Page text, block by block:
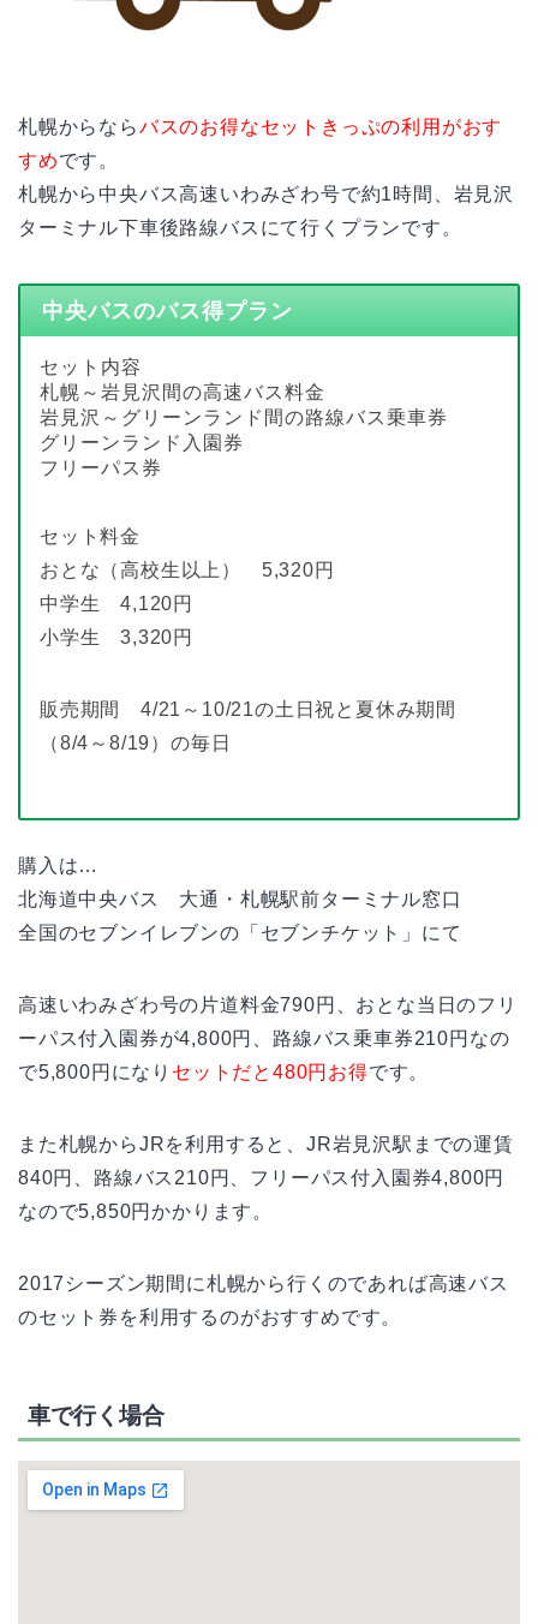
札幌からならバスのお得なセットきっぷの利用がおす
すめです。
札幌から中央バス高速いわみざわ号で約1時間、岩見沢
ターミナル下車後路線バスにて行くプランです。
中央バスのバス得プラン
セット内容
札幌～岩見沢間の高速バス料金
岩見沢～グリーンランド間の路線バス乗車券
グリーンランド入園券
フリーパス券
セット料金
おとな（高校生以上） 5,320円
中学生 4,120円
小学生 3,320円
販売期間 4/21～10/21の土日祝と夏休み期間
（8/4～8/19）の毎日
購入は…
北海道中央バス 大通・札幌駅前ターミナル窓口
全国のセブンイレブンの「セブンチケット」にて
高速いわみざわ号の片道料金790円、おとな当日のフリ
ーパス付入園券が4,800円、路線バス乗車券210円なの
で5,800円になり セットだと480円お得です。
また札幌からJRを利用すると、JR岩見沢駅までの運賃
840円、路線バス210円、フリーパス付入園券4,800円
なので5,850円かかります。
2017シーズン期間に札幌から行くのであれば高速バス
のセット券を利用するのがおすすめです。
車で行く場合